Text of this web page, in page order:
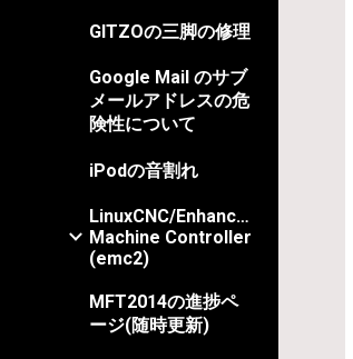
GITZOの三脚の修理
Google Mail のサブ
メールアドレスの危
険性について
iPodの音割れ
LinuxCNC/Enhanced
Machine Controller
(emc2)
MFT2014の進捗ペ
ージ(随時更新)